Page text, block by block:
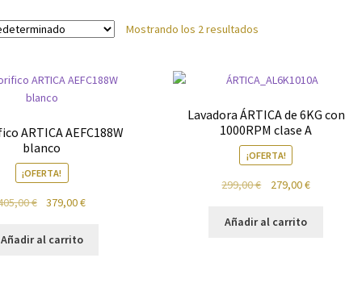
privacidadPreparación de alimentos Reproductores Salud
Mostrando los 2 resultados
ARTICA AEFC188W
blanco
¡OFERTA!
€
El
original
379,00€El
Añadir al carrito
Lavadora ÁRTICA de 6KG con
1000RPM clase A
¡OFERTA!
299,00€
original
279,00€El
Añadir al carrito